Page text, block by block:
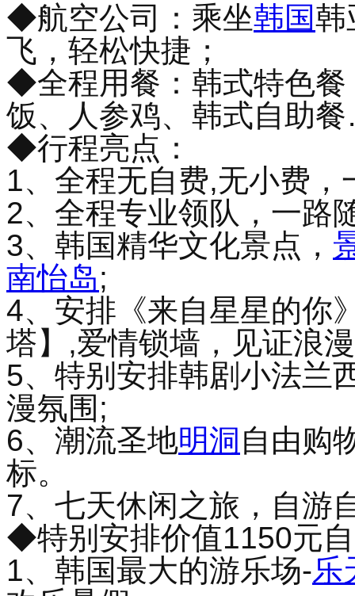
◆航空公司：乘坐韩国韩
飞，轻松快捷；
◆全程用餐：韩式特色餐
饭、人参鸡、韩式自助
◆行程亮点：
1、全程无自费,无小费
2、全程专业领队，一路
3、韩国精华文化景点，
南怡岛;
4、安排《来自星星的你
塔】,爱情锁墙，见证浪
5、特别安排韩剧小法兰
漫氛围;
6、潮流圣地明洞 自由购
标。
7、七天休闲之旅，自游
◆特别安排价值1150元
1、韩国最大的游乐场-乐